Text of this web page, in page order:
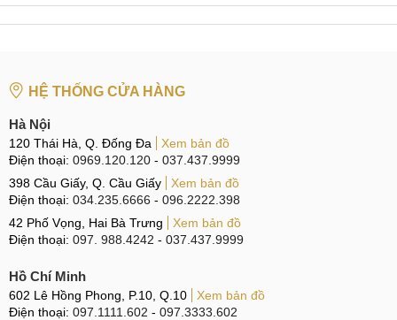
- Chính sách ưu đãi hấp dẫn và chế độ hậu mãi, bảo hành
- Được giải đáp mọi thắc mắc về dịch vụ của Mobilecity.
- Được vệ sinh, kiểm tra lỗi máy miễn phí.
- Thay vỏ Samsung Galaxy M10 linh kiện chính hãng 100%.
- Mobilecity hỗ trợ dịch vụ tất cả các ngày trong tuần từ thứ 2
đến chủ nhật.
HỆ THỐNG CỬA HÀNG
Hà Nội
120 Thái Hà, Q. Đống Đa
Xem bản đồ
Điện thoại: 0969.120.120 - 037.437.9999
398 Cầu Giấy, Q. Cầu Giấy
Xem bản đồ
Điện thoại: 034.235.6666 - 096.2222.398
42 Phố Vọng, Hai Bà Trưng
Xem bản đồ
Điện thoại: 097. 988.4242 - 037.437.9999
Hồ Chí Minh
602 Lê Hồng Phong, P.10, Q.10
Xem bản đồ
Điện thoại: 097.1111.602 - 097.3333.602